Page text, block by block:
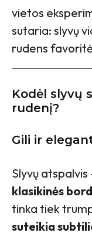
vietos
sutaria: slyvų
rudens
Kodėl slyvų
rudenį?
Gili ir
Slyvų
klasikinės
tinka tiek
suteikia